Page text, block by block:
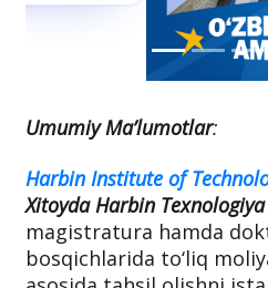
Umumiy Ma’lumotlar:
Harbin Institute of
Xitoyda Harbin
magistratura hamda
bosqichlarida to‘liq